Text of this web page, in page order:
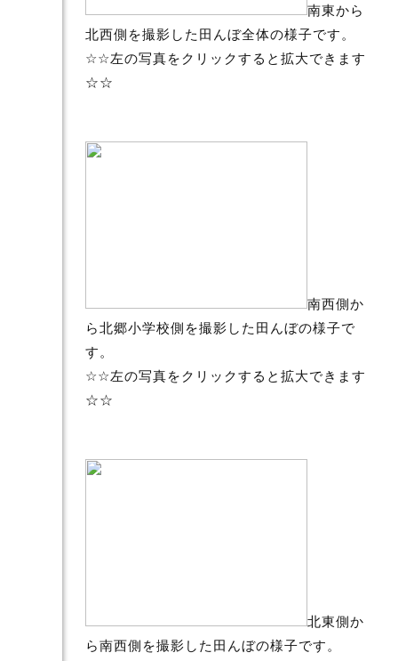
南東から
北西側を撮影した田んぼ全体の様子です。
☆☆左の写真をクリックすると拡大できます
☆☆
南西側か
ら北郷小学校側を撮影した田んぼの様子で
す。
☆☆左の写真をクリックすると拡大できます
☆☆
北東側か
ら南西側を撮影した田んぼの様子です。